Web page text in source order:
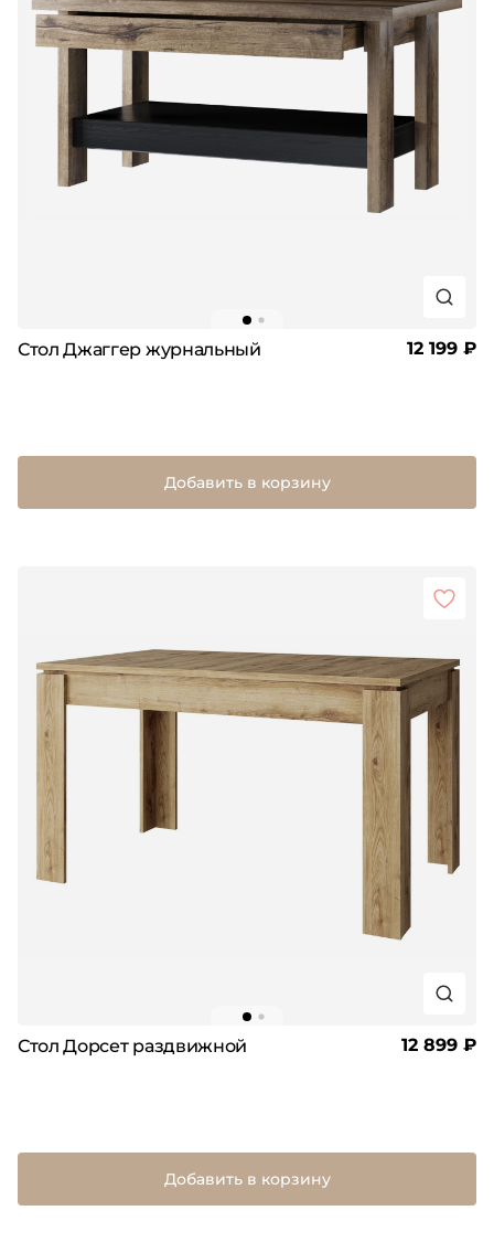
Стол Джаггер журнальный 12 199 ₽
Добавить в корзину
Стол Дорсет раздвижной 12 899 ₽
Добавить в корзину